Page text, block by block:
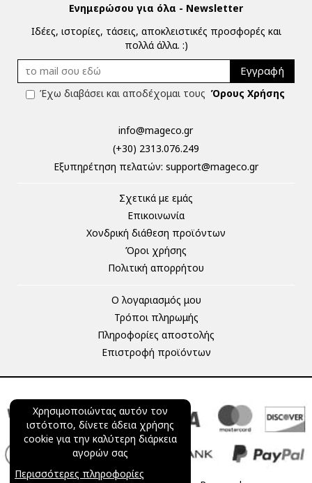
Χρησιμοποιώντας αυτόν τον
ιστότοπο, δίνετε άδεια χρήσης
cookie για την καλύτερη διάρκεια
αγορών σας
Περισσότερες πληροφορίες
Ενημερώσου για όλα - Newsletter
Ιδέες, ιστορίες, τάσεις, αποκλειστικές προσφορές και
πολλά άλλα. :)
Εγγραφή
Έχω διαβάσει και αποδέχομαι τους Όρους Χρήσης
info@mageco.gr
(+30) 2313.076.249
Eξυπηρέτηση πελατών: support@mageco.gr
Σχετικά με εμάς
Επικοινωνία
Χονδρική διάθεση προϊόντων
Όροι χρήσης
Πολιτική απορρήτου
Ο λογαριασμός μου
Τρόποι πληρωμής
Πληροφορίες αποστολής
Επιστροφή προϊόντων